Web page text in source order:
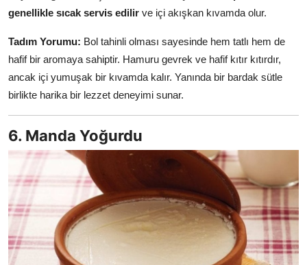
genellikle sıcak servis edilir ve içi akışkan kıvamda olur.
Tadım Yorumu: Bol tahinli olması sayesinde hem tatlı hem de
hafif bir aromaya sahiptir. Hamuru gevrek ve hafif kıtır kıtırdır,
ancak içi yumuşak bir kıvamda kalır. Yanında bir bardak sütle
birlikte harika bir lezzet deneyimi sunar.
6. Manda Yoğurdu